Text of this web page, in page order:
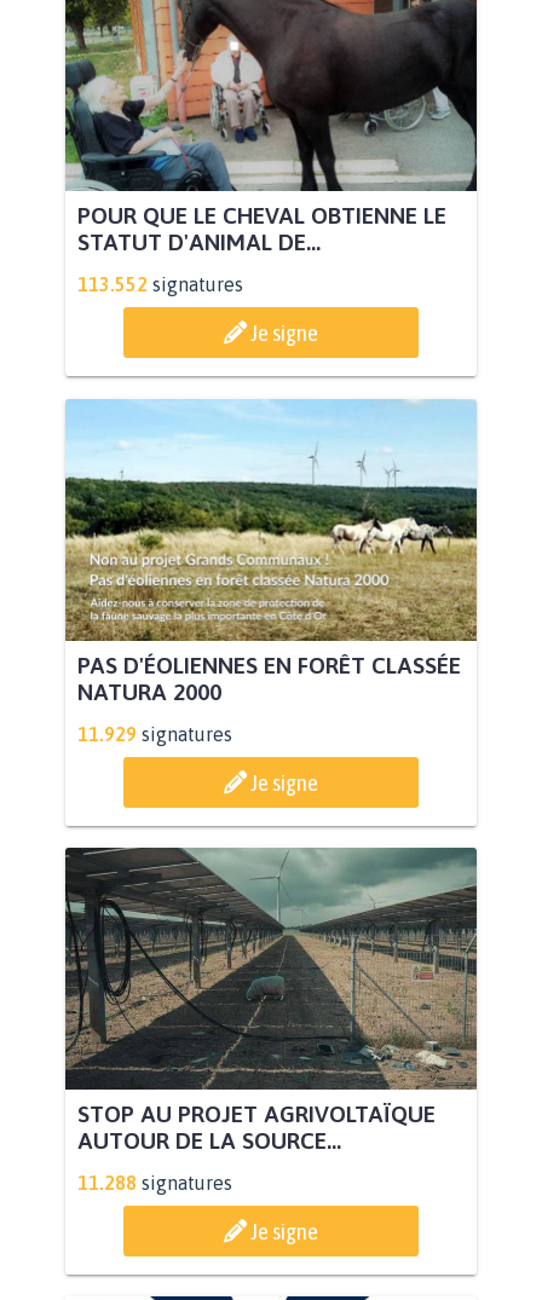
POUR QUE LE CHEVAL OBTIENNE LE
STATUT D'ANIMAL DE...
113.552 signatures
Je signe
PAS D'ÉOLIENNES EN FORÊT CLASSÉE
NATURA 2000
11.929 signatures
Je signe
STOP AU PROJET AGRIVOLTAÏQUE
AUTOUR DE LA SOURCE...
11.288 signatures
Je signe